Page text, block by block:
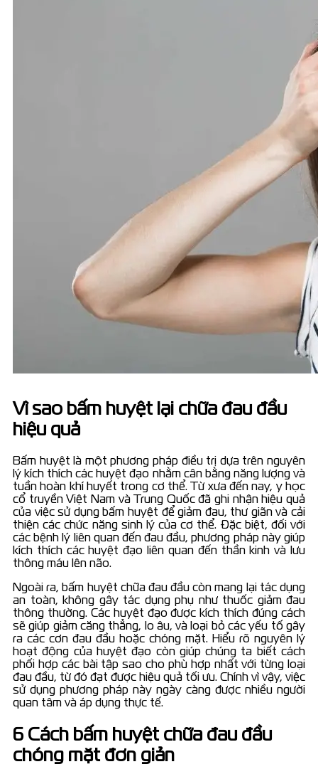
Vì sao bấm huyệt lại chữa đau đầu
hiệu quả
Bấm huyệt là một phương pháp điều trị dựa trên nguyên
lý kích thích các huyệt đạo nhằm cân bằng năng lượng và
tuần hoàn khí huyết trong cơ thể. Từ xưa đến nay, y học
cổ truyền Việt Nam và Trung Quốc đã ghi nhận hiệu quả
của việc sử dụng bấm huyệt để giảm đau, thư giãn và cải
thiện các chức năng sinh lý của cơ thể. Đặc biệt, đối với
các bệnh lý liên quan đến đau đầu, phương pháp này giúp
kích thích các huyệt đạo liên quan đến thần kinh và lưu
thông máu lên não.
Ngoài ra, bấm huyệt chữa đau đầu còn mang lại tác dụng
an toàn, không gây tác dụng phụ như thuốc giảm đau
thông thường. Các huyệt đạo được kích thích đúng cách
sẽ giúp giảm căng thẳng, lo âu, và loại bỏ các yếu tố gây
ra các cơn đau đầu hoặc chóng mặt. Hiểu rõ nguyên lý
hoạt động của huyệt đạo còn giúp chúng ta biết cách
phối hợp các bài tập sao cho phù hợp nhất với từng loại
đau đầu, từ đó đạt được hiệu quả tối ưu. Chính vì vậy, việc
sử dụng phương pháp này ngày càng được nhiều người
quan tâm và áp dụng thực tế.
6 Cách bấm huyệt chữa đau đầu
chóng mặt đơn giản